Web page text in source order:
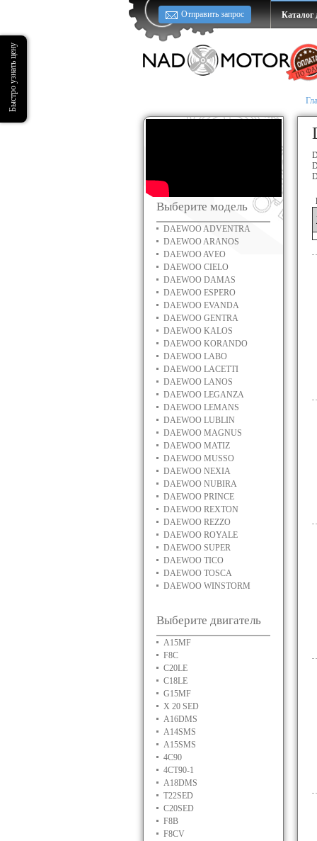
Отправить запрос Каталог
Выберите модель
DAEWOO ADVENTRA
DAEWOO ARANOS
DAEWOO AVEO
DAEWOO CIELO
DAEWOO DAMAS
DAEWOO ESPERO
DAEWOO EVANDA
DAEWOO GENTRA
DAEWOO KALOS
DAEWOO KORANDO
DAEWOO LABO
DAEWOO LACETTI
DAEWOO LANOS
DAEWOO LEGANZA
DAEWOO LEMANS
DAEWOO LUBLIN
DAEWOO MAGNUS
DAEWOO MATIZ
DAEWOO MUSSO
DAEWOO NEXIA
DAEWOO NUBIRA
DAEWOO PRINCE
DAEWOO REXTON
DAEWOO REZZO
DAEWOO ROYALE
DAEWOO SUPER
DAEWOO TICO
DAEWOO TOSCA
DAEWOO WINSTORM
Выберите двигатель
A15MF
F8C
C20LE
C18LE
G15MF
X 20 SED
A16DMS
A14SMS
A15SMS
4C90
4CT90-1
A18DMS
T22SED
C20SED
F8B
F8CV